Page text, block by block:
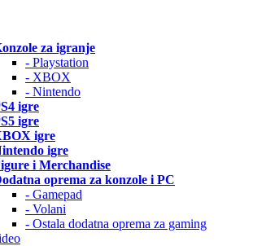
za igranje
- Playstation
- XBOX
- Nintendo
igre
igre
igre
igre
i Merchandise
oprema za konzole i PC
- Gamepad
- Volani
- Ostala dodatna oprema za gaming